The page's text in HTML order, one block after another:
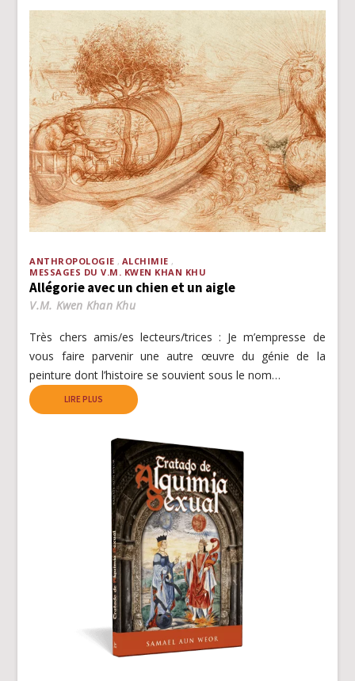
ANTHROPOLOGIE
ALCHIMIE
MESSAGES DU V.M. KWEN KHAN KHU
Allégorie avec un chien et un aigle
V.M. Kwen Khan Khu
Très chers amis/es lecteurs/trices : Je m’empresse de
vous faire parvenir une autre œuvre du génie de la
peinture dont l’histoire se souvient sous le nom…
LIRE PLUS